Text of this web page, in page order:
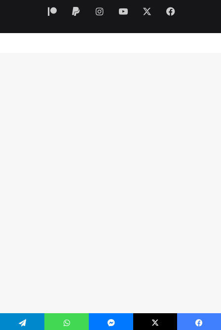
فيسبوك ‫YouTubeانستقرام
‏Paypal
‫Patreon